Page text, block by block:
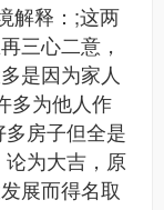
解释：;这两
三心二意，
是因为家人
多为他人作
房子但全是
为大吉，原
展而得名取